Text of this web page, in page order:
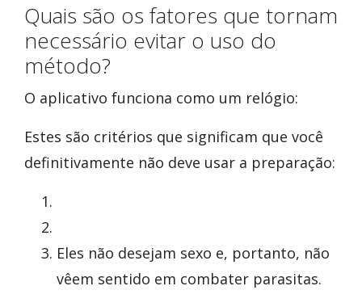
Quais são os fatores que tornam
necessário evitar o uso do
método?
O aplicativo funciona como um relógio:
Estes são critérios que significam que você
definitivamente não deve usar a preparação:
Eles não desejam sexo e, portanto, não
vêem sentido em combater parasitas.